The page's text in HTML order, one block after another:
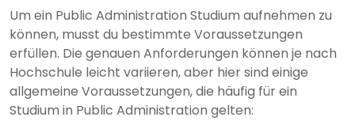
Um ein Public Administration Studium aufnehmen zu
können, musst du bestimmte Voraussetzungen
erfüllen. Die genauen Anforderungen können je nach
Hochschule leicht variieren, aber hier sind einige
allgemeine Voraussetzungen, die häufig für ein
Studium in Public Administration gelten: